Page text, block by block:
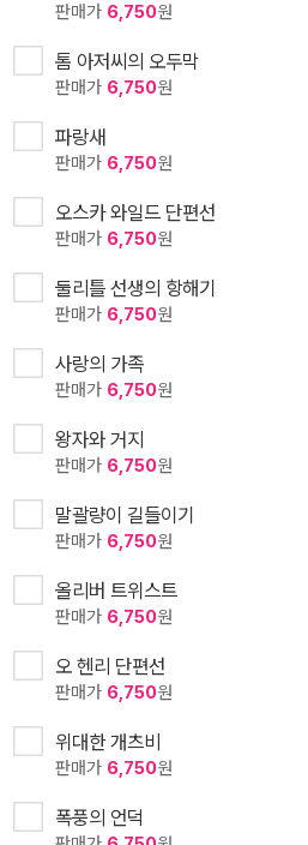
판매가 6,750원
톰 아저씨의 오두막
판매가 6,750원
파랑새
판매가 6,750원
오스카 와일드 단편선
판매가 6,750원
둘리틀 선생의 항해기
판매가 6,750원
사랑의 가족
판매가 6,750원
왕자와 거지
판매가 6,750원
말괄량이 길들이기
판매가 6,750원
올리버 트위스트
판매가 6,750원
오 헨리 단편선
판매가 6,750원
위대한 개츠비
판매가 6,750원
폭풍의 언덕